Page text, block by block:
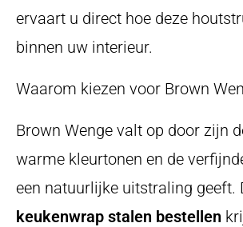
ervaart u direct hoe deze
binnen uw interieur.
Waarom kiezen voor Brown
Brown Wenge valt op door zijn
warme kleurtonen en de
een natuurlijke uitstraling geeft.
keukenwrap stalen bestellen